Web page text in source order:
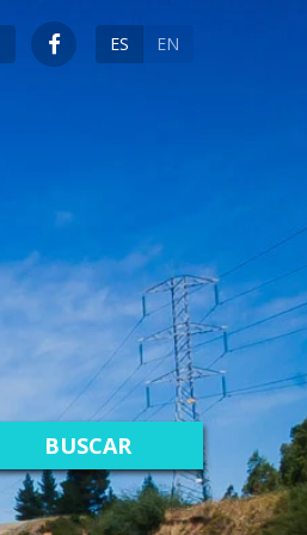
ES EN